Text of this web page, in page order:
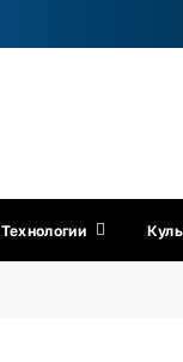
Технологии